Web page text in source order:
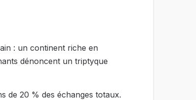
: un continent riche en
dénoncent un triptyque
de 20 % des échanges totaux.